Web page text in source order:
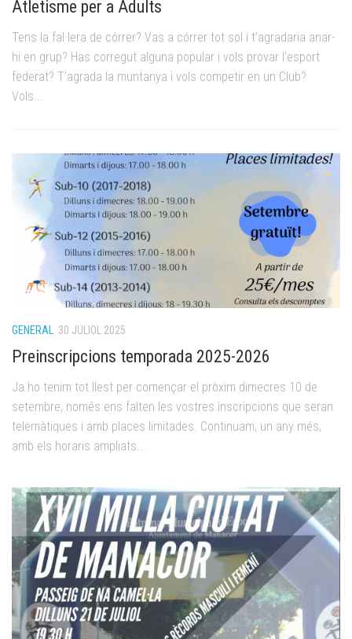
Atletisme per a Adults
Tens la fal·lera de córrer? Vas a córrer tot sol i t’agradaria anar-
hi en grup? Has corregut alguna popular i vols provar l’esport
federat? T’agrada la muntanya i vols competir en un Club?
Vols...
GENERAL 30 JULIOL 2025
Preinscripcions temporada 2025-2026
Ja ho tenim tot llest per començar el pròxim dimecres 10 de
setembre, només ens falten les vostres inscripcions que seran
telemàtiques i amb places limitades. Continuam, un any més,
amb els horaris ampliats...